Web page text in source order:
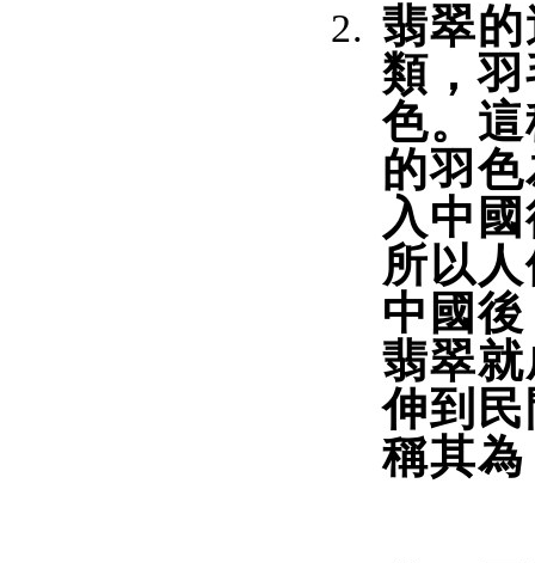
翡翠
類，
色。
的羽
入中
所以
中國
翡翠
伸到
稱其